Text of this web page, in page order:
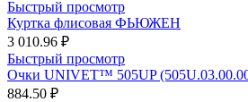
Быстрый просмотр
Куртка флисовая ФЬЮЖЕН
3 010.96 ₽
Быстрый просмотр
Очки UNIVET™ 505UP
884.50 ₽